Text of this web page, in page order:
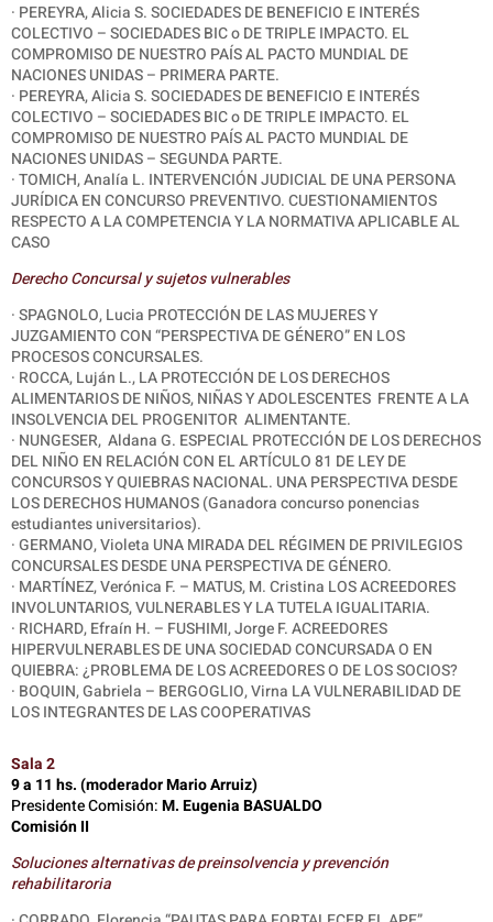
· PEREYRA, Alicia S. SOCIEDADES DE BENEFICIO E INTERÉS
COLECTIVO – SOCIEDADES BIC o DE TRIPLE IMPACTO. EL
COMPROMISO DE NUESTRO PAÍS AL PACTO MUNDIAL DE
NACIONES UNIDAS – PRIMERA PARTE.
· PEREYRA, Alicia S. SOCIEDADES DE BENEFICIO E INTERÉS
COLECTIVO – SOCIEDADES BIC o DE TRIPLE IMPACTO. EL
COMPROMISO DE NUESTRO PAÍS AL PACTO MUNDIAL DE
NACIONES UNIDAS – SEGUNDA PARTE.
· TOMICH, Analía L. INTERVENCIÓN JUDICIAL DE UNA PERSONA
JURÍDICA EN CONCURSO PREVENTIVO. CUESTIONAMIENTOS
RESPECTO A LA COMPETENCIA Y LA NORMATIVA APLICABLE AL
CASO
Derecho Concursal y sujetos vulnerables
· SPAGNOLO, Lucia PROTECCIÓN DE LAS MUJERES Y
JUZGAMIENTO CON “PERSPECTIVA DE GÉNERO” EN LOS
PROCESOS CONCURSALES.
· ROCCA, Luján L., LA PROTECCIÓN DE LOS DERECHOS
ALIMENTARIOS DE NIÑOS, NIÑAS Y ADOLESCENTES FRENTE A LA
INSOLVENCIA DEL PROGENITOR ALIMENTANTE.
· NUNGESER, Aldana G. ESPECIAL PROTECCIÓN DE LOS DERECHOS
DEL NIÑO EN RELACIÓN CON EL ARTÍCULO 81 DE LEY DE
CONCURSOS Y QUIEBRAS NACIONAL. UNA PERSPECTIVA DESDE
LOS DERECHOS HUMANOS (Ganadora concurso ponencias
estudiantes universitarios).
· GERMANO, Violeta UNA MIRADA DEL RÉGIMEN DE PRIVILEGIOS
CONCURSALES DESDE UNA PERSPECTIVA DE GÉNERO.
· MARTÍNEZ, Verónica F. – MATUS, M. Cristina LOS ACREEDORES
INVOLUNTARIOS, VULNERABLES Y LA TUTELA IGUALITARIA.
· RICHARD, Efraín H. – FUSHIMI, Jorge F. ACREEDORES
HIPERVULNERABLES DE UNA SOCIEDAD CONCURSADA O EN
QUIEBRA: ¿PROBLEMA DE LOS ACREEDORES O DE LOS SOCIOS?
· BOQUIN, Gabriela – BERGOGLIO, Virna LA VULNERABILIDAD DE
LOS INTEGRANTES DE LAS COOPERATIVAS
Sala 2
9 a 11 hs. (moderador Mario Arruiz)
Presidente Comisión:M. Eugenia BASUALDO
Comisión II
Soluciones alternativas de preinsolvencia y prevención
rehabilitaroria